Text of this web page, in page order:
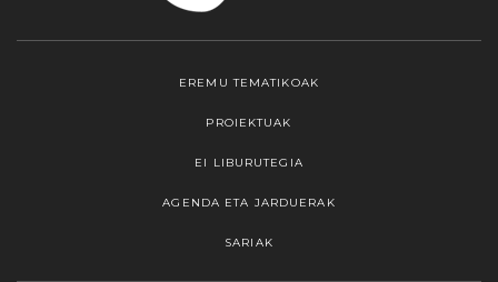
EREMU TEMATIKOAK
PROIEKTUAK
EI LIBURUTEGIA
AGENDA ETA JARDUERAK
SARIAK